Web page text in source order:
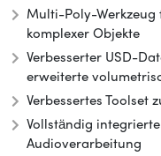
Multi-Poly-
komplexer Objekte
Verbesserter USD-
erweiterte
Verbessertes Toolset
Vollständig
Audioverarbeitung